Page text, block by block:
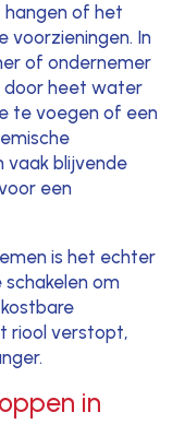
of het
voorzieningen. In
of ondernemer
door heet water
te voegen of een
vaak blijvende
een
is het echter
schakelen om
riool verstopt,
in